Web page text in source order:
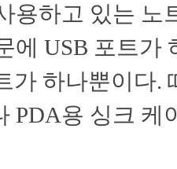
용하고 있는 노
에 USB 포트가
가 하나뿐이다.
PDA용 싱크 케